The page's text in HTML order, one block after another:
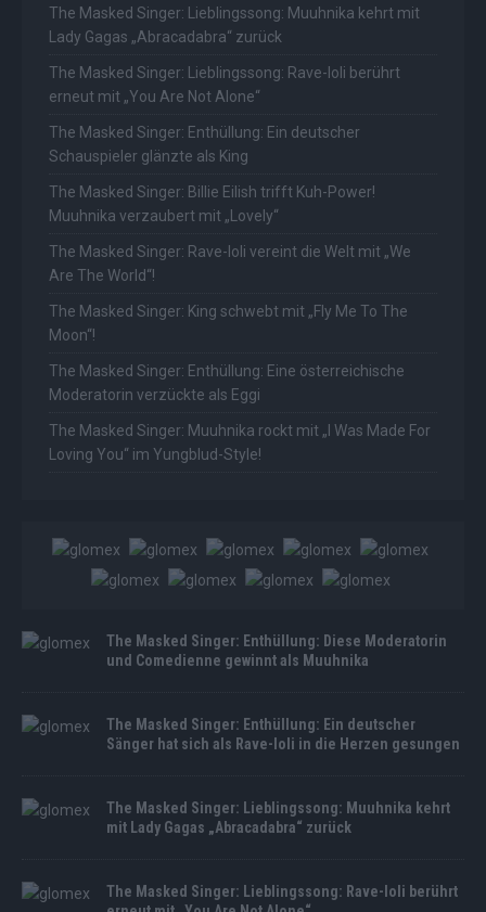
The Masked Singer: Lieblingssong: Muuhnika kehrt mit
Lady Gagas „Abracadabra“ zurück
The Masked Singer: Lieblingssong: Rave-Ioli berührt
erneut mit „You Are Not Alone“
The Masked Singer: Enthüllung: Ein deutscher
Schauspieler glänzte als King
The Masked Singer: Billie Eilish trifft Kuh-Power!
Muuhnika verzaubert mit „Lovely“
The Masked Singer: Rave-Ioli vereint die Welt mit „We
Are The World“!
The Masked Singer: King schwebt mit „Fly Me To The
Moon“!
The Masked Singer: Enthüllung: Eine österreichische
Moderatorin verzückte als Eggi
The Masked Singer: Muuhnika rockt mit „I Was Made For
Loving You“ im Yungblud-Style!
The Masked Singer: Enthüllung: Diese Moderatorin
und Comedienne gewinnt als Muuhnika
The Masked Singer: Enthüllung: Ein deutscher
Sänger hat sich als Rave-Ioli in die Herzen gesungen
The Masked Singer: Lieblingssong: Muuhnika kehrt
mit Lady Gagas „Abracadabra“ zurück
The Masked Singer: Lieblingssong: Rave-Ioli berührt